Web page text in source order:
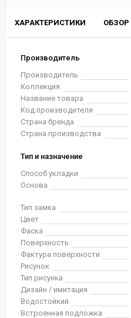
ХАРАКТЕРИСТИКИ ОБЗОР
Производитель
Производитель
Коллекция
Название товара
Код производителя
Страна бренда
Страна производства
Тип и назначение
Способ укладки
Основа
Тип замка
Цвет
Фаска
Поверхность
Фактура поверхности
Рисунок
Тип рисунка
Дизайн / имитация
Водостойкий
Встроенная подложка